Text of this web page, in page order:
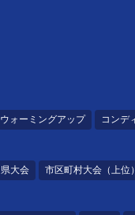
ウォーミングアップ コンデ
県大会 市区町村大会（上位）